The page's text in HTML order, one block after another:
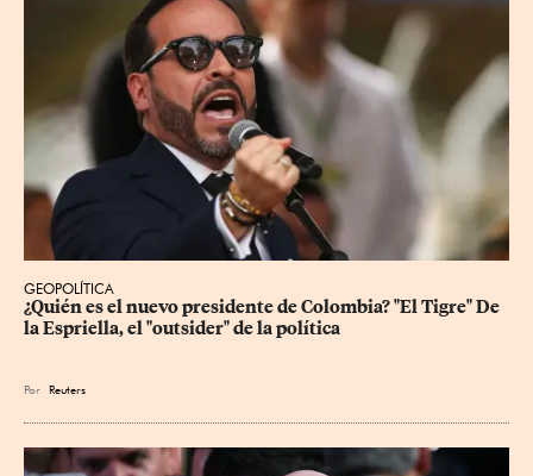
GEOPOLÍTICA
¿Quién es el nuevo presidente de Colombia? "El Tigre" De
la Espriella, el "outsider" de la política
Por Reuters